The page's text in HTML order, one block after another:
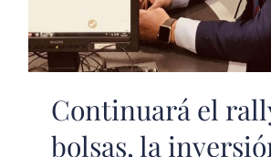
Continuará el
bolsas, la